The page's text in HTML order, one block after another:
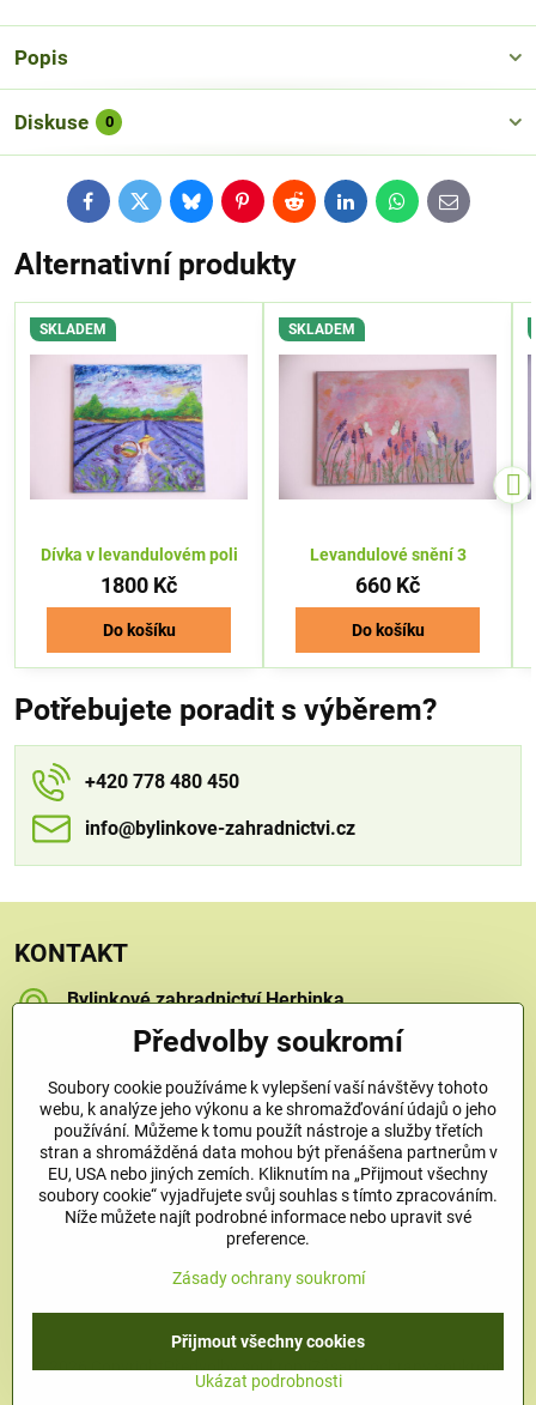
Popis
Diskuse 0
FacebookTwitterBlueskyPinterestRedditLinkedInWhatsApp
E-
mail
Alternativní produkty
SKLADEM
Dívka v levandulovém poli
1800 Kč
Do košíku
SKLADEM
Levandulové snění 3
660 Kč
Do košíku
Potřebujete poradit s výběrem?
+420 778 480 450
info​​@bylinkove-zahradnictvi​​.cz
KONTAKT
Bylinkové zahradnictví Herbinka
Na Křečku 346
+420 778 480 450
info​@bylinkove-zahradnictvi​.cz
Co u nás najdete
Užitečné odkazy
©2026CopyrightPředvolby soukromíZásady ochrany soukromí
Vytvořeno systémem:ByznysWeb.cz
Předvolby soukromí
Soubory cookie používáme k vylepšení vaší návštěvy tohoto
webu, k analýze jeho výkonu a ke shromažďování údajů o jeho
používání. Můžeme k tomu použít nástroje a služby třetích
stran a shromážděná data mohou být přenášena partnerům v
EU, USA nebo jiných zemích. Kliknutím na „Přijmout všechny
soubory cookie“ vyjadřujete svůj souhlas s tímto zpracováním.
Níže můžete najít podrobné informace nebo upravit své
preference.
Zásady ochrany soukromí
Ukázat podrobnosti
Přijmout všechny cookies